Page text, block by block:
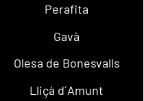
Perafita
Gavà
Olesa de Bonesvalls
Lliçà d´Amunt